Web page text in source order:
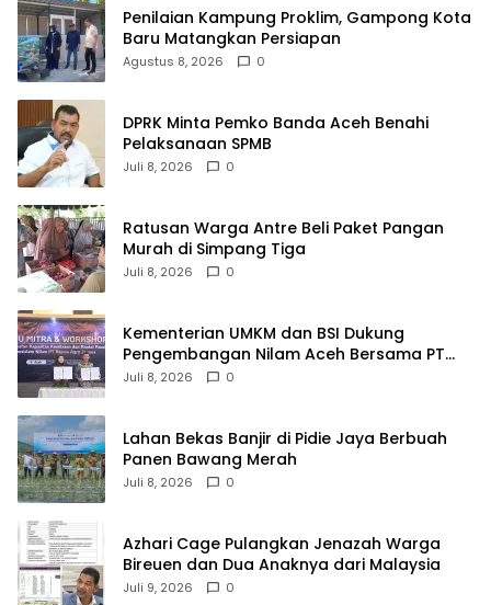
Penilaian Kampung Proklim, Gampong Kota
Baru Matangkan Persiapan
Agustus 8, 2026 0
DPRK Minta Pemko Banda Aceh Benahi
Pelaksanaan SPMB
Juli 8, 2026 0
Ratusan Warga Antre Beli Paket Pangan
Murah di Simpang Tiga
Juli 8, 2026 0
Kementerian UMKM dan BSI Dukung
Pengembangan Nilam Aceh Bersama PT
Razma Agro Jayana
Juli 8, 2026 0
Lahan Bekas Banjir di Pidie Jaya Berbuah
Panen Bawang Merah
Juli 8, 2026 0
Azhari Cage Pulangkan Jenazah Warga
Bireuen dan Dua Anaknya dari Malaysia
Juli 9, 2026 0